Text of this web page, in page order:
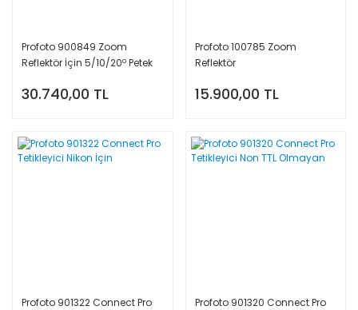
Profoto 900849 Zoom
Reflektör İçin 5/10/20º Petek
30.740,00 TL
Profoto 100785 Zoom
Reflektör
15.900,00 TL
Profoto 901322 Connect Pro
Profoto 901320 Connect Pro